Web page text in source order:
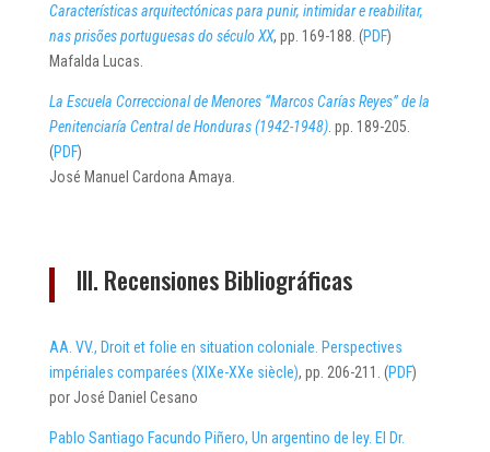
Características arquitectónicas para punir, intimidar e reabilitar,
nas prisões portuguesas do século XX, pp. 169-188. (PDF)
Mafalda Lucas.
La Escuela Correccional de Menores “Marcos Carías Reyes” de la
Penitenciaría Central de Honduras (1942-1948). pp. 189-205.
(PDF)
José Manuel Cardona Amaya.
III. Recensiones Bibliográficas
AA. VV., Droit et folie en situation coloniale. Perspectives
impériales comparées (XIXe-XXe siècle), pp. 206-211. (PDF)
por José Daniel Cesano
Pablo Santiago Facundo Piñero, Un argentino de ley. El Dr.